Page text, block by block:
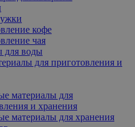
кофе
чая
для воды
для приготовления и
материалы для
и хранения
материалы для хранения